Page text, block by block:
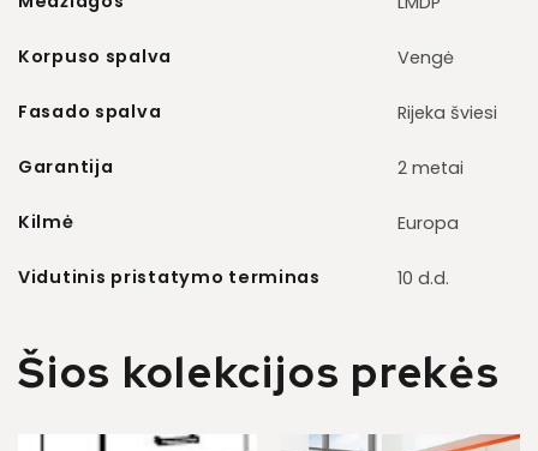
Korpuso spalva Vengė
Fasado spalva Rijeka šviesi
Garantija 2 metai
Kilmė Europa
Vidutinis pristatymo terminas 10 d.d.
Šios kolekcijos prekės